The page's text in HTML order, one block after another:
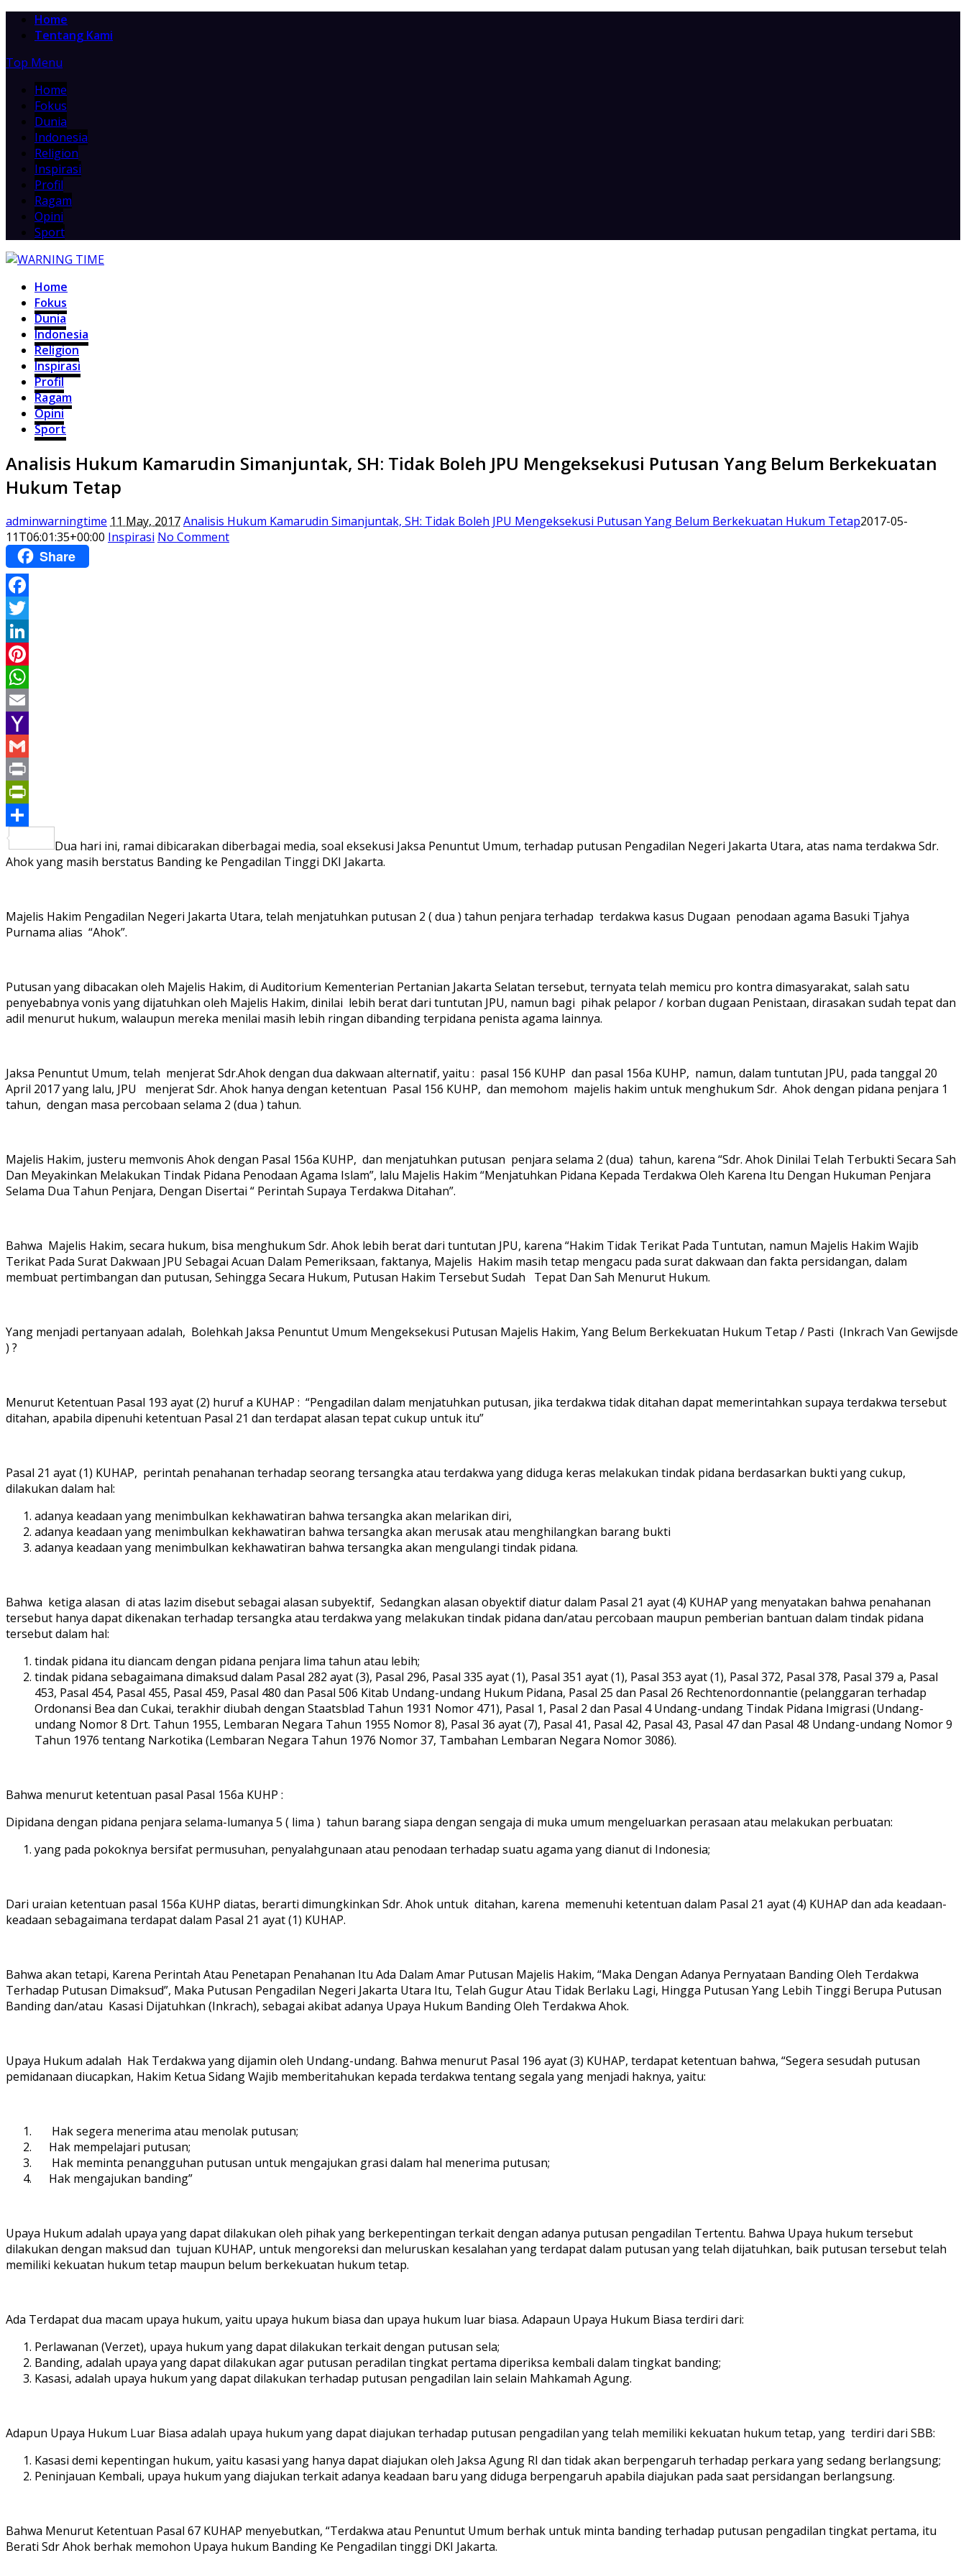
Home
Tentang Kami
Top Menu
Home
Fokus
Dunia
Indonesia
Religion
Inspirasi
Profil
Ragam
Opini
Sport
Home
Fokus
Dunia
Indonesia
Religion
Inspirasi
Profil
Ragam
Opini
Sport
Analisis Hukum Kamarudin Simanjuntak, SH: Tidak Boleh JPU Mengeksekusi Putusan Yang Belum Berkekuatan
Hukum Tetap
adminwarningtime 11 May, 2017Analisis Hukum Kamarudin Simanjuntak, SH: Tidak Boleh JPU Mengeksekusi Putusan Yang Belum Berkekuatan Hukum Tetap2017-05-
11T06:01:35+00:00 Inspirasi No Comment
Share
Facebook
Twitter
LinkedIn
Pinterest
WhatsApp
Email
Yahoo
Mail
Gmail
Print
PrintFriendly
Share
Dua hari ini, ramai dibicarakan diberbagai media, soal eksekusi Jaksa Penuntut Umum, terhadap putusan Pengadilan Negeri Jakarta Utara, atas nama terdakwa Sdr.
Ahok yang masih berstatus Banding ke Pengadilan Tinggi DKI Jakarta.
Majelis Hakim Pengadilan Negeri Jakarta Utara, telah menjatuhkan putusan 2 ( dua ) tahun penjara terhadap terdakwa kasus Dugaan penodaan agama Basuki Tjahya
Purnama alias “Ahok”.
Putusan yang dibacakan oleh Majelis Hakim, di Auditorium Kementerian Pertanian Jakarta Selatan tersebut, ternyata telah memicu pro kontra dimasyarakat, salah satu
penyebabnya vonis yang dijatuhkan oleh Majelis Hakim, dinilai lebih berat dari tuntutan JPU, namun bagi pihak pelapor / korban dugaan Penistaan, dirasakan sudah tepat dan
adil menurut hukum, walaupun mereka menilai masih lebih ringan dibanding terpidana penista agama lainnya.
Jaksa Penuntut Umum, telah menjerat Sdr.Ahok dengan dua dakwaan alternatif, yaitu : pasal 156 KUHP dan pasal 156a KUHP, namun, dalam tuntutan JPU, pada tanggal 20
April 2017 yang lalu, JPU menjerat Sdr. Ahok hanya dengan ketentuan Pasal 156 KUHP, dan memohom majelis hakim untuk menghukum Sdr. Ahok dengan pidana penjara 1
tahun, dengan masa percobaan selama 2 (dua ) tahun.
Majelis Hakim, justeru memvonis Ahok dengan Pasal 156a KUHP, dan menjatuhkan putusan penjara selama 2 (dua) tahun, karena “Sdr. Ahok Dinilai Telah Terbukti Secara Sah
Dan Meyakinkan Melakukan Tindak Pidana Penodaan Agama Islam”, lalu Majelis Hakim “Menjatuhkan Pidana Kepada Terdakwa Oleh Karena Itu Dengan Hukuman Penjara
Selama Dua Tahun Penjara, Dengan Disertai “ Perintah Supaya Terdakwa Ditahan”.
Bahwa Majelis Hakim, secara hukum, bisa menghukum Sdr. Ahok lebih berat dari tuntutan JPU, karena “Hakim Tidak Terikat Pada Tuntutan, namun Majelis Hakim Wajib
Terikat Pada Surat Dakwaan JPU Sebagai Acuan Dalam Pemeriksaan, faktanya, Majelis Hakim masih tetap mengacu pada surat dakwaan dan fakta persidangan, dalam
membuat pertimbangan dan putusan, Sehingga Secara Hukum, Putusan Hakim Tersebut Sudah Tepat Dan Sah Menurut Hukum.
Yang menjadi pertanyaan adalah, Bolehkah Jaksa Penuntut Umum Mengeksekusi Putusan Majelis Hakim, Yang Belum Berkekuatan Hukum Tetap / Pasti (Inkrach Van Gewijsde
) ?
Menurut Ketentuan Pasal 193 ayat (2) huruf a KUHAP : “Pengadilan dalam menjatuhkan putusan, jika terdakwa tidak ditahan dapat memerintahkan supaya terdakwa tersebut
ditahan, apabila dipenuhi ketentuan Pasal 21 dan terdapat alasan tepat cukup untuk itu”
Pasal 21 ayat (1) KUHAP, perintah penahanan terhadap seorang tersangka atau terdakwa yang diduga keras melakukan tindak pidana berdasarkan bukti yang cukup,
dilakukan dalam hal:
adanya keadaan yang menimbulkan kekhawatiran bahwa tersangka akan melarikan diri,
adanya keadaan yang menimbulkan kekhawatiran bahwa tersangka akan merusak atau menghilangkan barang bukti
adanya keadaan yang menimbulkan kekhawatiran bahwa tersangka akan mengulangi tindak pidana.
Bahwa ketiga alasan di atas lazim disebut sebagai alasan subyektif, Sedangkan alasan obyektif diatur dalam Pasal 21 ayat (4) KUHAP yang menyatakan bahwa penahanan
tersebut hanya dapat dikenakan terhadap tersangka atau terdakwa yang melakukan tindak pidana dan/atau percobaan maupun pemberian bantuan dalam tindak pidana
tersebut dalam hal:
tindak pidana itu diancam dengan pidana penjara lima tahun atau lebih;
tindak pidana sebagaimana dimaksud dalam Pasal 282 ayat (3), Pasal 296, Pasal 335 ayat (1), Pasal 351 ayat (1), Pasal 353 ayat (1), Pasal 372, Pasal 378, Pasal 379 a, Pasal
453, Pasal 454, Pasal 455, Pasal 459, Pasal 480 dan Pasal 506 Kitab Undang-undang Hukum Pidana, Pasal 25 dan Pasal 26 Rechtenordonnantie (pelanggaran terhadap
Ordonansi Bea dan Cukai, terakhir diubah dengan Staatsblad Tahun 1931 Nomor 471), Pasal 1, Pasal 2 dan Pasal 4 Undang-undang Tindak Pidana Imigrasi (Undang-
undang Nomor 8 Drt. Tahun 1955, Lembaran Negara Tahun 1955 Nomor 8), Pasal 36 ayat (7), Pasal 41, Pasal 42, Pasal 43, Pasal 47 dan Pasal 48 Undang-undang Nomor 9
Tahun 1976 tentang Narkotika (Lembaran Negara Tahun 1976 Nomor 37, Tambahan Lembaran Negara Nomor 3086).
Bahwa menurut ketentuan pasal Pasal 156a KUHP :
Dipidana dengan pidana penjara selama-lumanya 5 ( lima ) tahun barang siapa dengan sengaja di muka umum mengeluarkan perasaan atau melakukan perbuatan:
yang pada pokoknya bersifat permusuhan, penyalahgunaan atau penodaan terhadap suatu agama yang dianut di Indonesia;
Dari uraian ketentuan pasal 156a KUHP diatas, berarti dimungkinkan Sdr. Ahok untuk ditahan, karena memenuhi ketentuan dalam Pasal 21 ayat (4) KUHAP dan ada keadaan-
keadaan sebagaimana terdapat dalam Pasal 21 ayat (1) KUHAP.
Bahwa akan tetapi, Karena Perintah Atau Penetapan Penahanan Itu Ada Dalam Amar Putusan Majelis Hakim, “Maka Dengan Adanya Pernyataan Banding Oleh Terdakwa
Terhadap Putusan Dimaksud”, Maka Putusan Pengadilan Negeri Jakarta Utara Itu, Telah Gugur Atau Tidak Berlaku Lagi, Hingga Putusan Yang Lebih Tinggi Berupa Putusan
Banding dan/atau Kasasi Dijatuhkan (Inkrach), sebagai akibat adanya Upaya Hukum Banding Oleh Terdakwa Ahok.
Upaya Hukum adalah Hak Terdakwa yang dijamin oleh Undang-undang. Bahwa menurut Pasal 196 ayat (3) KUHAP, terdapat ketentuan bahwa, “Segera sesudah putusan
pemidanaan diucapkan, Hakim Ketua Sidang Wajib memberitahukan kepada terdakwa tentang segala yang menjadi haknya, yaitu:
Hak segera menerima atau menolak putusan;
Hak mempelajari putusan;
Hak meminta penangguhan putusan untuk mengajukan grasi dalam hal menerima putusan;
Hak mengajukan banding”
Upaya Hukum adalah upaya yang dapat dilakukan oleh pihak yang berkepentingan terkait dengan adanya putusan pengadilan Tertentu. Bahwa Upaya hukum tersebut
dilakukan dengan maksud dan tujuan KUHAP, untuk mengoreksi dan meluruskan kesalahan yang terdapat dalam putusan yang telah dijatuhkan, baik putusan tersebut telah
memiliki kekuatan hukum tetap maupun belum berkekuatan hukum tetap.
Ada Terdapat dua macam upaya hukum, yaitu upaya hukum biasa dan upaya hukum luar biasa. Adapaun Upaya Hukum Biasa terdiri dari:
Perlawanan (Verzet), upaya hukum yang dapat dilakukan terkait dengan putusan sela;
Banding, adalah upaya yang dapat dilakukan agar putusan peradilan tingkat pertama diperiksa kembali dalam tingkat banding;
Kasasi, adalah upaya hukum yang dapat dilakukan terhadap putusan pengadilan lain selain Mahkamah Agung.
Adapun Upaya Hukum Luar Biasa adalah upaya hukum yang dapat diajukan terhadap putusan pengadilan yang telah memiliki kekuatan hukum tetap, yang terdiri dari SBB:
Kasasi demi kepentingan hukum, yaitu kasasi yang hanya dapat diajukan oleh Jaksa Agung RI dan tidak akan berpengaruh terhadap perkara yang sedang berlangsung;
Peninjauan Kembali, upaya hukum yang diajukan terkait adanya keadaan baru yang diduga berpengaruh apabila diajukan pada saat persidangan berlangsung.
Bahwa Menurut Ketentuan Pasal 67 KUHAP menyebutkan, “Terdakwa atau Penuntut Umum berhak untuk minta banding terhadap putusan pengadilan tingkat pertama, itu
Berati Sdr Ahok berhak memohon Upaya hukum Banding Ke Pengadilan tinggi DKI Jakarta.